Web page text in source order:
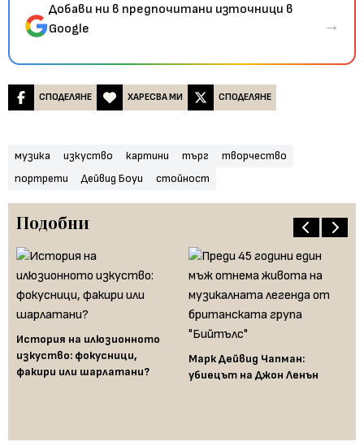
Добави ни в предпочитани източници в
Google
→
СПОДЕЛЯНЕ ХАРЕСВА МИ СПОДЕЛЯНЕ
музика изкуство картини търг
творчество
портрети
Дейвид Боуи стойност
Подобни
История на илюзионното
изкуство: фокусници,
факири или шарлатани?
Марк Дейвид Чапман:
убиецът на Джон Ленън